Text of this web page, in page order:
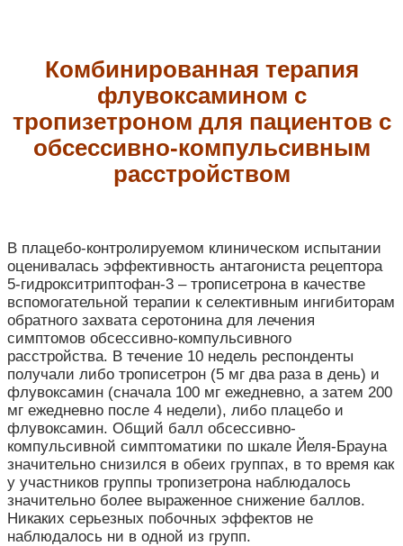
Комбинированная терапия
флувоксамином с
тропизетроном для пациентов с
обсессивно-компульсивным
расстройством
В плацебо-контролируемом клиническом испытании
оценивалась эффективность антагониста рецептора
5-гидрокситриптофан-3 – трописетрона в качестве
вспомогательной терапии к селективным ингибиторам
обратного захвата серотонина для лечения
симптомов обсессивно-компульсивного
расстройства. В течение 10 недель респонденты
получали либо трописетрон (5 мг два раза в день) и
флувоксамин (сначала 100 мг ежедневно, а затем 200
мг ежедневно после 4 недели), либо плацебо и
флувоксамин. Общий балл обсессивно-
компульсивной симптоматики по шкале Йеля-Брауна
значительно снизился в обеих группах, в то время как
у участников группы тропизетрона наблюдалось
значительно более выраженное снижение баллов.
Никаких серьезных побочных эффектов не
наблюдалось ни в одной из групп.